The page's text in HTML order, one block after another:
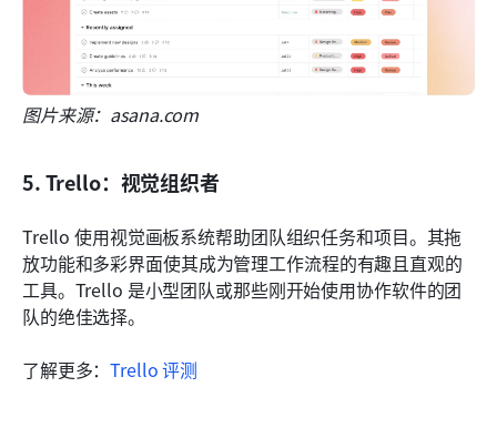
图片来源：asana.com
5. Trello：视觉组织者
Trello 使用视觉画板系统帮助团队组织任务和项目。其拖
放功能和多彩界面使其成为管理工作流程的有趣且直观的
工具。Trello 是小型团队或那些刚开始使用协作软件的团
队的绝佳选择。
了解更多：Trello 评测